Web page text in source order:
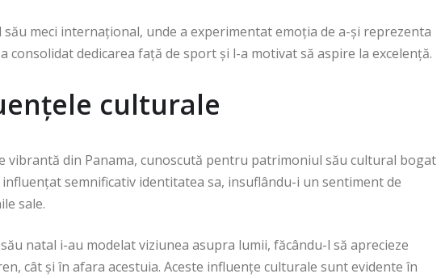
meci internațional, unde a experimentat emoția de a-și reprezenta
consolidat dedicarea față de sport și l-a motivat să aspire la excelență.
culturale
vibrantă din Panama, cunoscută pentru patrimoniul său cultural bogat
semnificativ identitatea sa, insuflându-i un sentiment de
sale.
natal i-au modelat viziunea asupra lumii, făcându-l să aprecieze
cât și în afara acestuia. Aceste influențe culturale sunt evidente în